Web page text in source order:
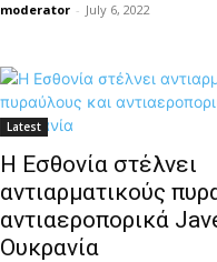
moderator - July 6, 2022
Latest
Η Εσθονία στέλνει
αντιαρματικούς
αντιαεροπορικά
Ουκρανία